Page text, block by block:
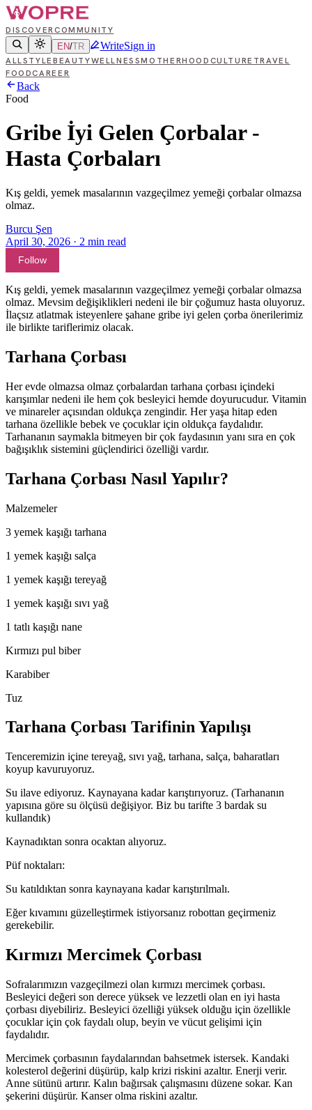
DISCOVERCOMMUNITY
EN/TR WriteSign in
ALLSTYLE BEAUTYWELLNESSMOTHERHOOD CULTURE TRAVEL
FOODCAREER
Back
Food
Gribe İyi Gelen Çorbalar -
Hasta Çorbaları
Kış geldi, yemek masalarının vazgeçilmez yemeği çorbalar olmazsa
olmaz.
Burcu Şen
April 30, 2026 · 2 min read
Follow
Kış geldi, yemek masalarının vazgeçilmez yemeği çorbalar olmazsa
olmaz. Mevsim değişiklikleri nedeni ile bir çoğumuz hasta oluyoruz.
İlaçsız atlatmak isteyenlere şahane gribe iyi gelen çorba önerilerimiz
ile birlikte tariflerimiz olacak.
Tarhana Çorbası
Her evde olmazsa olmaz çorbalardan tarhana çorbası içindeki
karışımlar nedeni ile hem çok besleyici hemde doyurucudur. Vitamin
ve minareler açısından oldukça zengindir. Her yaşa hitap eden
tarhana özellikle bebek ve çocuklar için oldukça faydalıdır.
Tarhananın saymakla bitmeyen bir çok faydasının yanı sıra en çok
bağışıklık sistemini güçlendirici özelliği vardır.
Tarhana Çorbası Nasıl Yapılır?
Malzemeler
3 yemek kaşığı tarhana
1 yemek kaşığı salça
1 yemek kaşığı tereyağ
1 yemek kaşığı sıvı yağ
1 tatlı kaşığı nane
Kırmızı pul biber
Karabiber
Tuz
Tarhana Çorbası Tarifinin Yapılışı
Tenceremizin içine tereyağ, sıvı yağ, tarhana, salça, baharatları
koyup kavuruyoruz.
Su ilave ediyoruz. Kaynayana kadar karıştırıyoruz. (Tarhananın
yapısına göre su ölçüsü değişiyor. Biz bu tarifte 3 bardak su
kullandık)
Kaynadıktan sonra ocaktan alıyoruz.
Püf noktaları:
Su katıldıktan sonra kaynayana kadar karıştırılmalı.
Eğer kıvamını güzelleştirmek istiyorsanız robottan geçirmeniz
gerekebilir.
Kırmızı Mercimek Çorbası
Sofralarımızın vazgeçilmezi olan kırmızı mercimek çorbası.
Besleyici değeri son derece yüksek ve lezzetli olan en iyi hasta
çorbası diyebiliriz. Besleyici özelliği yüksek olduğu için özellikle
çocuklar için çok faydalı olup, beyin ve vücut gelişimi için
faydalıdır.
Mercimek çorbasının faydalarından bahsetmek istersek. Kandaki
kolesterol değerini düşürüp, kalp krizi riskini azaltır. Enerji verir.
Anne sütünü artırır. Kalın bağırsak çalışmasını düzene sokar. Kan
şekerini düşürür. Kanser olma riskini azaltır.